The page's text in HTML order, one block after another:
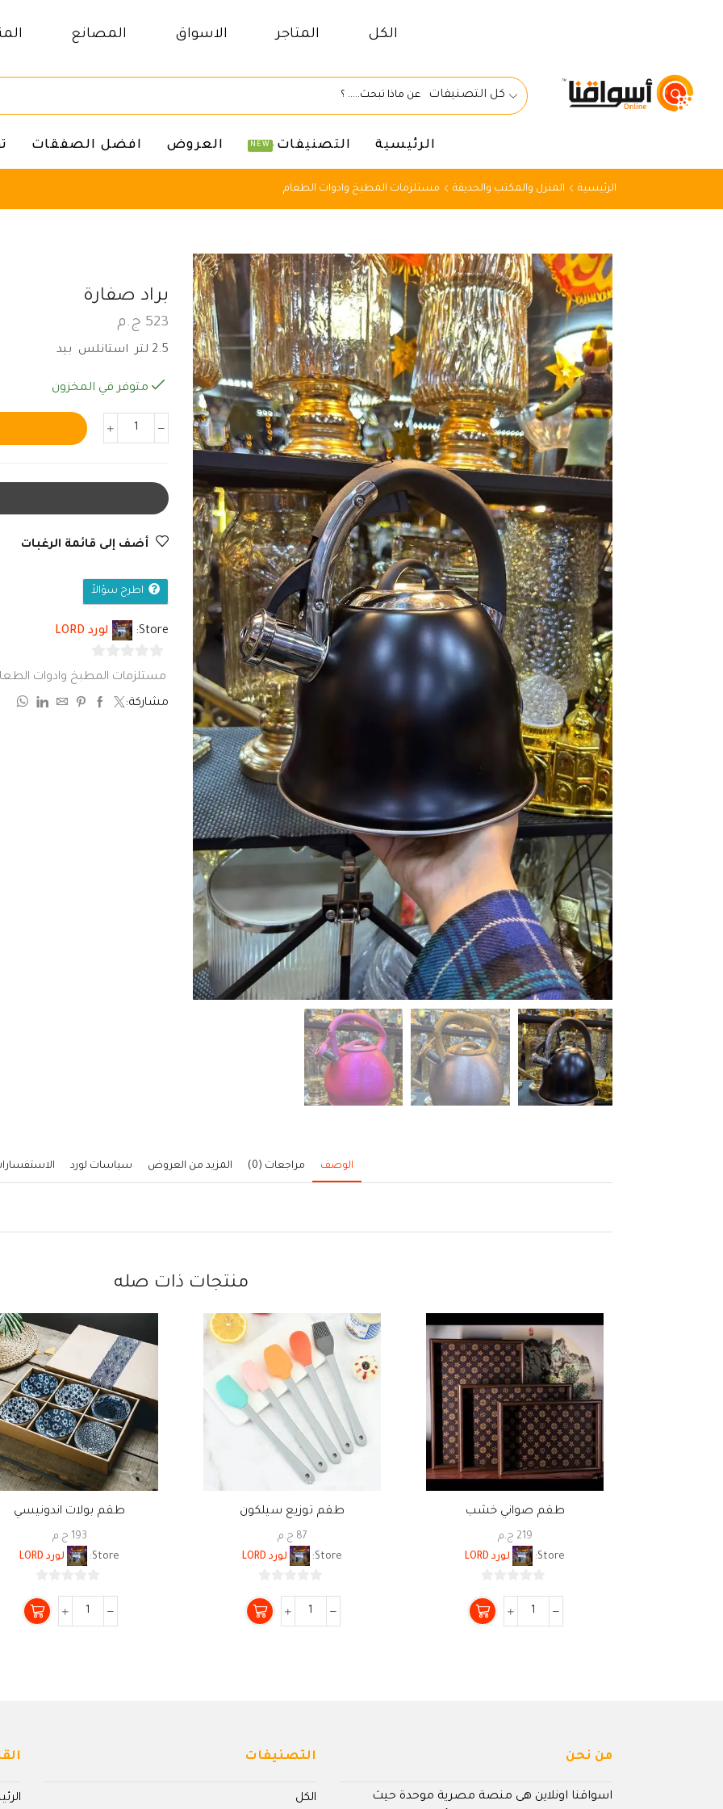
الكل المتاجر الاسواق المصانع
كل التصنيفات
الرئيسية التصنيفات NEW العروض افضل الصفقات
الرئيسية المنزل والمكتب والحديقة مستلزمات المطبخ وادوات الطعام
براد صفارة
523 ج.م
2.5 لتر استانلس بيد
متوفر في المخزون
أضف إلى قائمة الرغبات
اطرح سؤالاً
Store: لورد LORD
0
مستلزمات المطبخ وادوات
مشاركة:
الوصف مراجعات (0) المزيد من العروض سياسات لورد
منتجات ذات صله
طقم صواني خشب
219 ج.م
Store:
لورد LORD
من
5
طقم توزيع سيلكون
87 ج.م
Store:
لورد LORD
من
5
طقم بولات اندونيسي
193 ج.م
Store:
لورد LORD
من
5
من نحن
اسواقنا اونلاين هى منصة مصرية موحدة حيث
التصنيفات
الكل